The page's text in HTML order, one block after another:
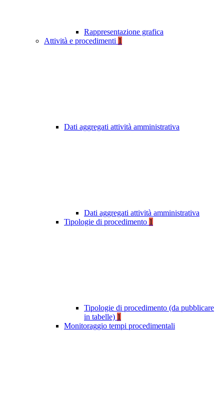
Rappresentazione grafica
Attività e procedimenti 1
Dati aggregati attività amministrativa
Dati aggregati attività amministrativa
Tipologie di procedimento 1
Tipologie di procedimento (da pubblicare
in tabelle) 1
Monitoraggio tempi procedimentali